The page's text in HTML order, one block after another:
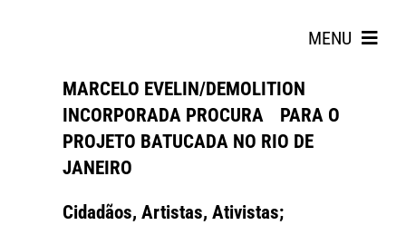
MENU
MARCELO EVELIN/DEMOLITION
INCORPORADA PROCURA PARA O
PROJETO BATUCADA NO RIO DE
JANEIRO
Cidadãos, Artistas, Ativistas;